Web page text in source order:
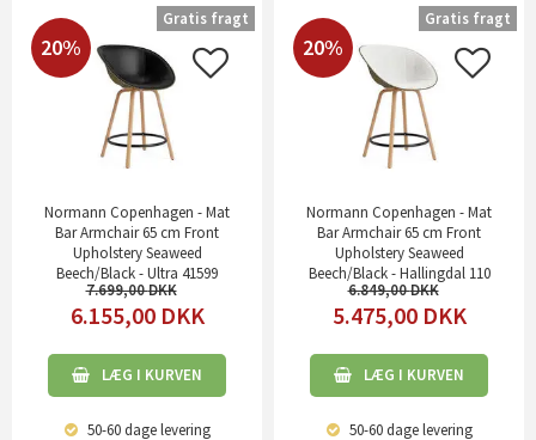
20%
Normann Copenhagen - Mat
Bar Armchair 65 cm Front
Upholstery Seaweed
Beech/Black - Ultra 41599
7.699,00
6.155,00 DKK
LÆG I KURVEN
50-60 dagelevering
Gratis fragt
20%
Normann Copenhagen - Mat
Bar Armchair 65 cm Front
Upholstery Seaweed
Beech/Black - Hallingdal 110
6.849,00
5.475,00 DKK
LÆG I KURVEN
50-60 dagelevering
Gratis fragt